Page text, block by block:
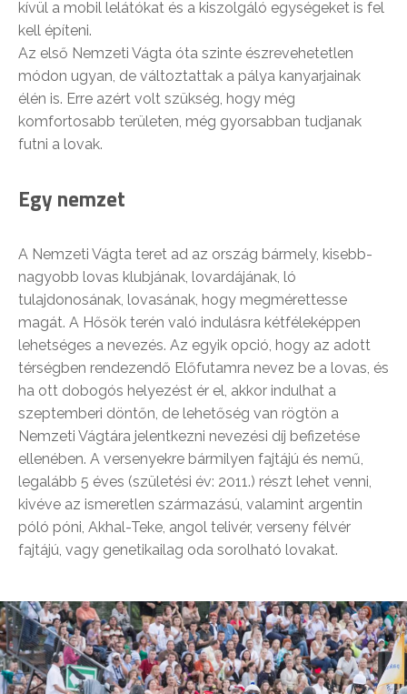
kívül a mobil lelátókat és a kiszolgáló egységeket is fel
kell építeni.
Az első Nemzeti Vágta óta szinte észrevehetetlen
módon ugyan, de változtattak a pálya kanyarjainak
élén is. Erre azért volt szükség, hogy még
komfortosabb területen, még gyorsabban tudjanak
futni a lovak.
Egy nemzet
A Nemzeti Vágta teret ad az ország bármely, kisebb-
nagyobb lovas klubjának, lovardájának, ló
tulajdonosának, lovasának, hogy megmérettesse
magát. A Hősök terén való indulásra kétféleképpen
lehetséges a nevezés. Az egyik opció, hogy az adott
térségben rendezendő Előfutamra nevez be a lovas, és
ha ott dobogós helyezést ér el, akkor indulhat a
szeptemberi döntőn, de lehetőség van rögtön a
Nemzeti Vágtára jelentkezni nevezési díj befizetése
ellenében. A versenyekre bármilyen fajtájú és nemű,
legalább 5 éves (születési év: 2011.) részt lehet venni,
kivéve az ismeretlen származású, valamint argentin
póló póni, Akhal-Teke, angol telivér, verseny félvér
fajtájú, vagy genetikailag oda sorolható lovakat.